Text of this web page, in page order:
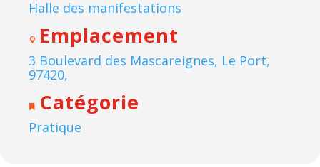
Halle des manifestations
Emplacement
3 Boulevard des Mascareignes, Le Port,
97420,
Catégorie
Pratique